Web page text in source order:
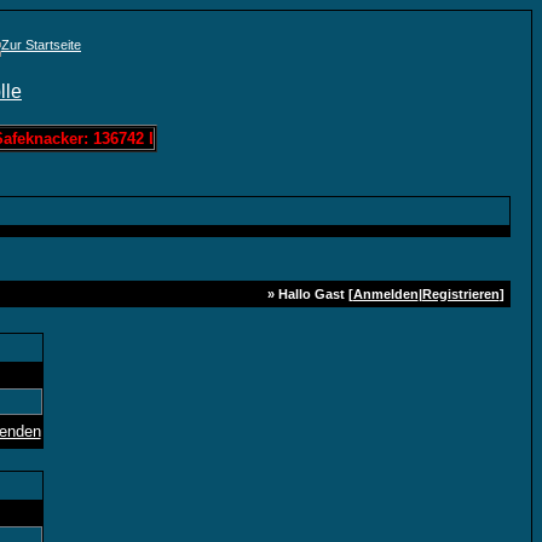
136742 Löschis Zahlenraten: 0 Löschis Bandit: 60963
» Hallo Gast [Anmelden|Registrieren]